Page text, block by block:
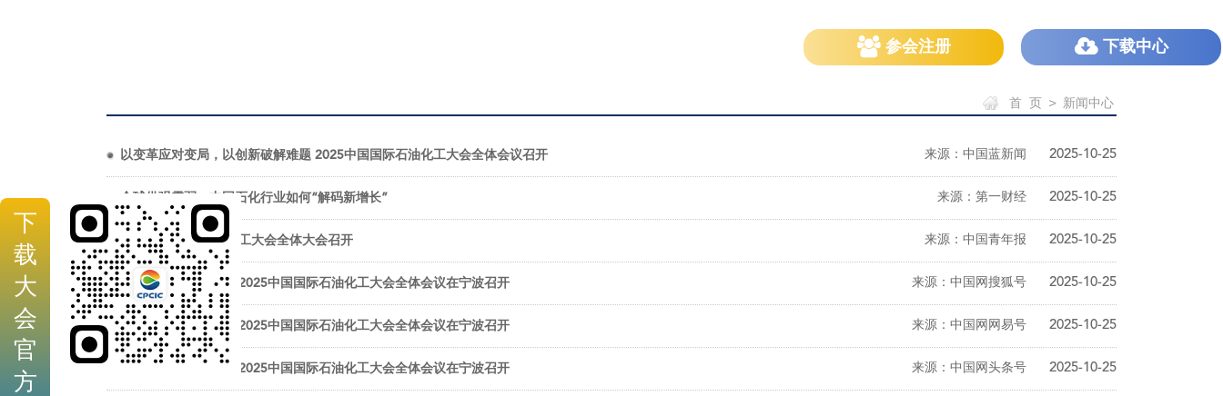
下
载
大
会
官
方
参会注册 下载中心
首 页 > 新闻中心
以变革应对变局，以创新破解难题 2025中国国际石油化工大会全体会议召开 2025-10-25
来源：中国蓝新闻
全球供强需弱，中国石化行业如何“解码新增长” 2025-10-25
来源：第一财经
2025中国国际石油化工大会全体大会召开 2025-10-25
来源：中国青年报
以变革创新解码未来 2025中国国际石油化工大会全体会议在宁波召开 2025-10-25
来源：中国网搜狐号
以变革创新解码未来 2025中国国际石油化工大会全体会议在宁波召开 2025-10-25
来源：中国网网易号
以变革创新解码未来 2025中国国际石油化工大会全体会议在宁波召开 2025-10-25
来源：中国网头条号